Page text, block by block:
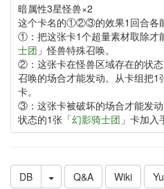
暗属性3星怪兽×2
这个卡名的①②③的效果1回合各能
①：把这张卡1个超量素材取除才
士团 」怪兽特殊召唤。
②：这张卡在怪兽区域存在的状
召唤的场合才能发动。从卡组把1
卡。
③：这张卡被破坏的场合才能发
状态的1张「幻影骑士团 」卡加入
DB Q&A Wiki